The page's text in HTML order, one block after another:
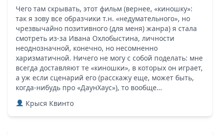
Чего там скрывать, этот фильм (вернее, «киношку»:
так я зову все образчики т.н. «недумательного», но
чрезвычайно позитивного (для меня) жанра) я стала
смотреть из-за Ивана Охлобыстина, личности
неоднозначной, конечно, но несомненно
харизматичной. Ничего не могу с собой поделать: мне
всегда доставляют те «киношки», в которых он играет,
а уж если сценарий его (расскажу еще, может быть,
когда-нибудь про «ДаунХаус»), то вообще…
Крыся Квинто